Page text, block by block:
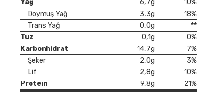
6,7g
10%
Yağ
3,3g
18%
Doymuş Yağ
0,0g
**
Trans Yağ
0,1g
0%
Tuz
14,7g
7%
Karbonhidrat
2,0g
3%
Şeker
2,8g
10%
Lif
9,8g
21%
Protein